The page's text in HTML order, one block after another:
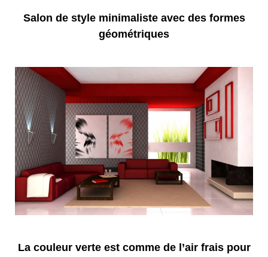
Salon de style minimaliste avec des formes
géométriques
La couleur verte est comme de l’air frais pour